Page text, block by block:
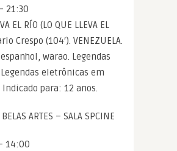
21:30
EL RÍO (LO QUE LLEVA EL
Crespo (104′). VENEZUELA.
warao. Legendas
eletrônicas em
para: 12 anos.
ARTES – SALA SPCINE
14:00